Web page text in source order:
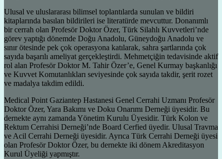
Ulusal ve uluslararası bilimsel toplantılarda sunulan ve bildiri
kitaplarında basılan bildirileri ise literatürde mevcuttur. Donanımlı
bir cerrah olan Profesör Doktor Özer, Türk Silahlı Kuvvetleri’nde
görev yaptığı dönemde Doğu Anadolu, Güneydoğu Anadolu ve
sınır ötesinde pek çok operasyona katılarak, sahra şartlarında çok
sayıda başarılı ameliyat gerçekleştirdi. Mehmetçiğin tedavisinde aktif
rol alan Profesör Doktor M. Tahir Özer’e, Genel Kurmay başkanlığı
ve Kuvvet Komutanlıkları seviyesinde çok sayıda takdir, şerit rozet
ve madalya takdim edildi.
Medical Point Gaziantep Hastanesi Genel Cerrahi Uzmanı Profesör
Doktor Özer, Yara Bakımı ve Doku Onarımı Derneği üyesidir. Bu
dernekte aynı zamanda Yönetim Kurulu Üyesidir. Türk Kolon ve
Rektum Cerrahisi Derneği’nde Board Cerfied üyedir. Ulusal Travma
ve Acil Cerrahi Derneği üyesidir. Ayrıca Türk Cerrahi Derneği üyesi
olan Profesör Doktor Özer, bu dernekte iki dönem Akreditasyon
Kurul Üyeliği yapmıştır.